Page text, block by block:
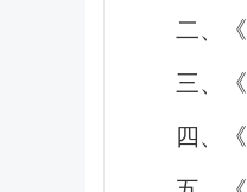
二、
三、
四、